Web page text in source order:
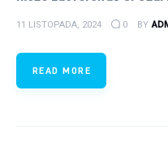
11 LISTOPADA, 2024 0 BY
READ MORE